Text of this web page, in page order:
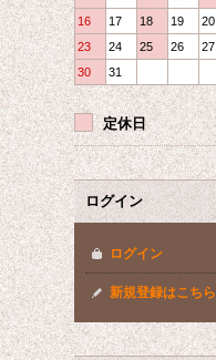
16
17 18 19 20
23
24 25 26 27
30
31
定休日
ログイン
ログイン
新規登録はこちら